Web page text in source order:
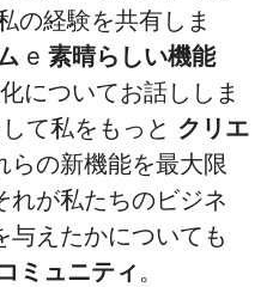
の経験を共有しま
e 素晴らしい機能
についてお話ししま
て私をもっと クリエ
らの新機能を最大限
れが私たちのビジネ
与えたかについても
コミュニティ 。